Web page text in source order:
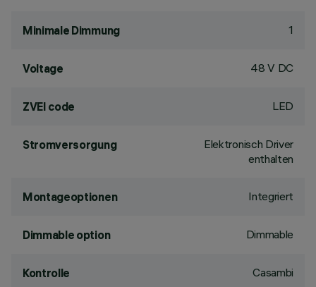
Minimale Dimmung 1
Voltage 48 V DC
ZVEI code LED
Stromversorgung
Elektronisch Driver
enthalten
Montageoptionen Integriert
Dimmable option Dimmable
Kontrolle Casambi